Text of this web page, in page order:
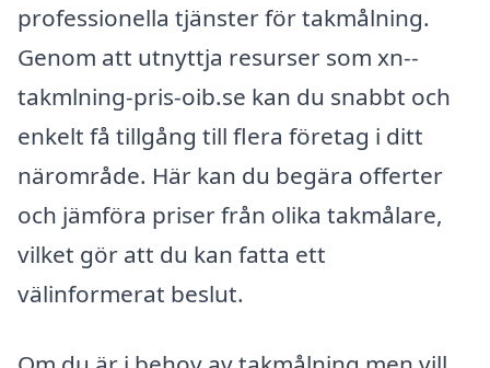
professionella tjänster för takmålning.
Genom att utnyttja resurser som xn--
takmlning-pris-oib.se kan du snabbt och
enkelt få tillgång till flera företag i ditt
närområde. Här kan du begära offerter
och jämföra priser från olika takmålare,
vilket gör att du kan fatta ett
välinformerat beslut.